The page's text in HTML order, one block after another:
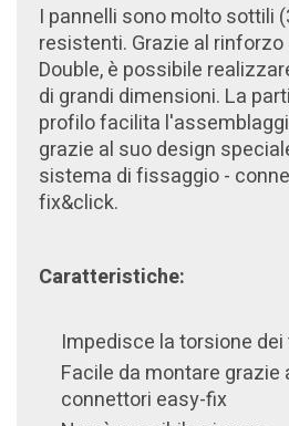
I pannelli sono moltosottili
resistenti. Grazie al
Double, è possibile
di grandi dimensioni. La
profilo facilita
grazie al suo design
sistema di fissaggio -
fix&click.
Caratteristiche:
Impedisce la torsione dei
Facile da montare grazie
connettori easy-fix